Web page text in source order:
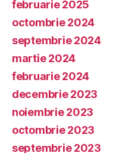
februarie 2025
octombrie 2024
septembrie 2024
martie 2024
februarie 2024
decembrie 2023
noiembrie 2023
octombrie 2023
septembrie 2023